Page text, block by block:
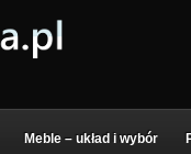
Meble – układ i wybór